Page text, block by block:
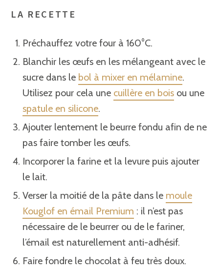
LA RECETTE
Préchauffez votre four à 160°C.
Blanchir les œufs en les mélangeant avec le
sucre dans le bol à mixer en mélamine.
Utilisez pour cela une cuillère en bois ou une
spatule en silicone.
Ajouter lentement le beurre fondu afin de ne
pas faire tomber les œufs.
Incorporer la farine et la levure puis ajouter
le lait.
Verser la moitié de la pâte dans le moule
Kouglof en émail Premium : il n’est pas
nécessaire de le beurrer ou de le fariner,
l’émail est naturellement anti-adhésif.
Faire fondre le chocolat à feu très doux.